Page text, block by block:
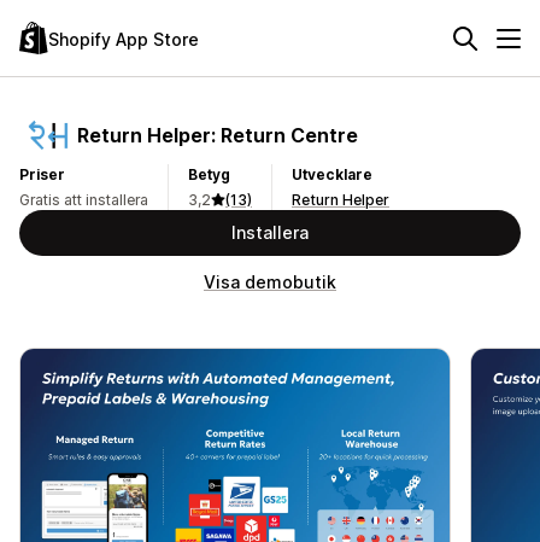
Shopify App Store
Return Helper: Return Centre
Priser
Gratis att installera
Betyg
3,2
(13)
Utvecklare
Return Helper
Installera
Visa demobutik